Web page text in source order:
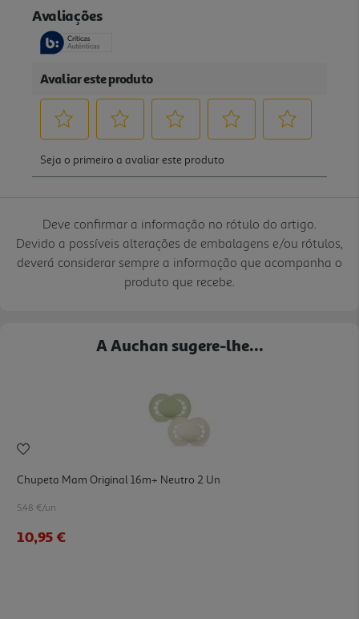
Deve confirmar a informação no rótulo do artigo.
Devido a possíveis alterações de embalagens e/ou rótulos,
deverá considerar sempre a informação que acompanha o
produto que recebe.
A Auchan sugere-lhe...
Chupeta Mam Original 16m+ Neutro 2 Un
5.48 €/un
10,95 €